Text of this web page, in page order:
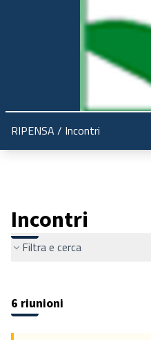
Regione Emilia-Romagna
RIPENSA / Incontri
Incontri
Filtra e cerca
6 riunioni